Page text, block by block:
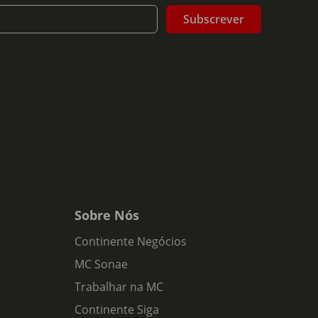
Subscrever
Sobre Nós
Continente Negócios
MC Sonae
Trabalhar na MC
Continente Siga